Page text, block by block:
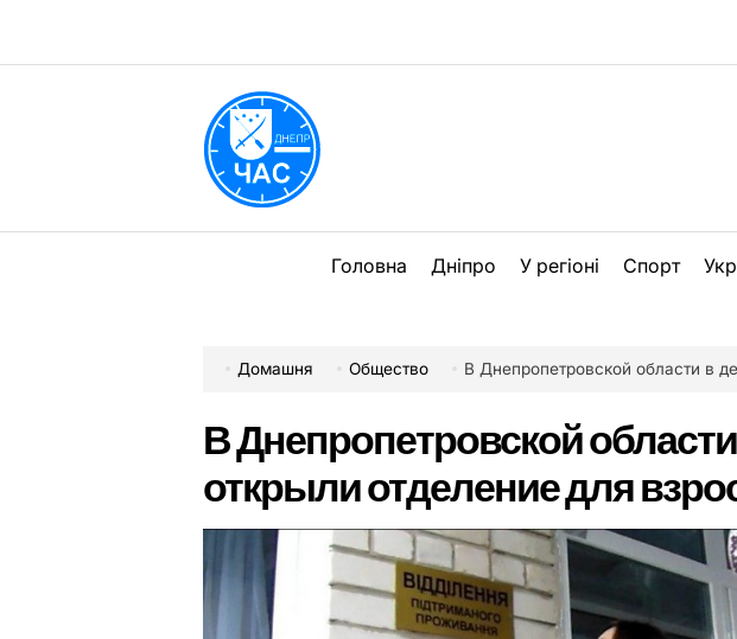
вмісту
Головна Дніпро У регіоні Спорт
Домашня Общество В Днепропетровской области в детском
В Днепропетровской
открыли отделение для